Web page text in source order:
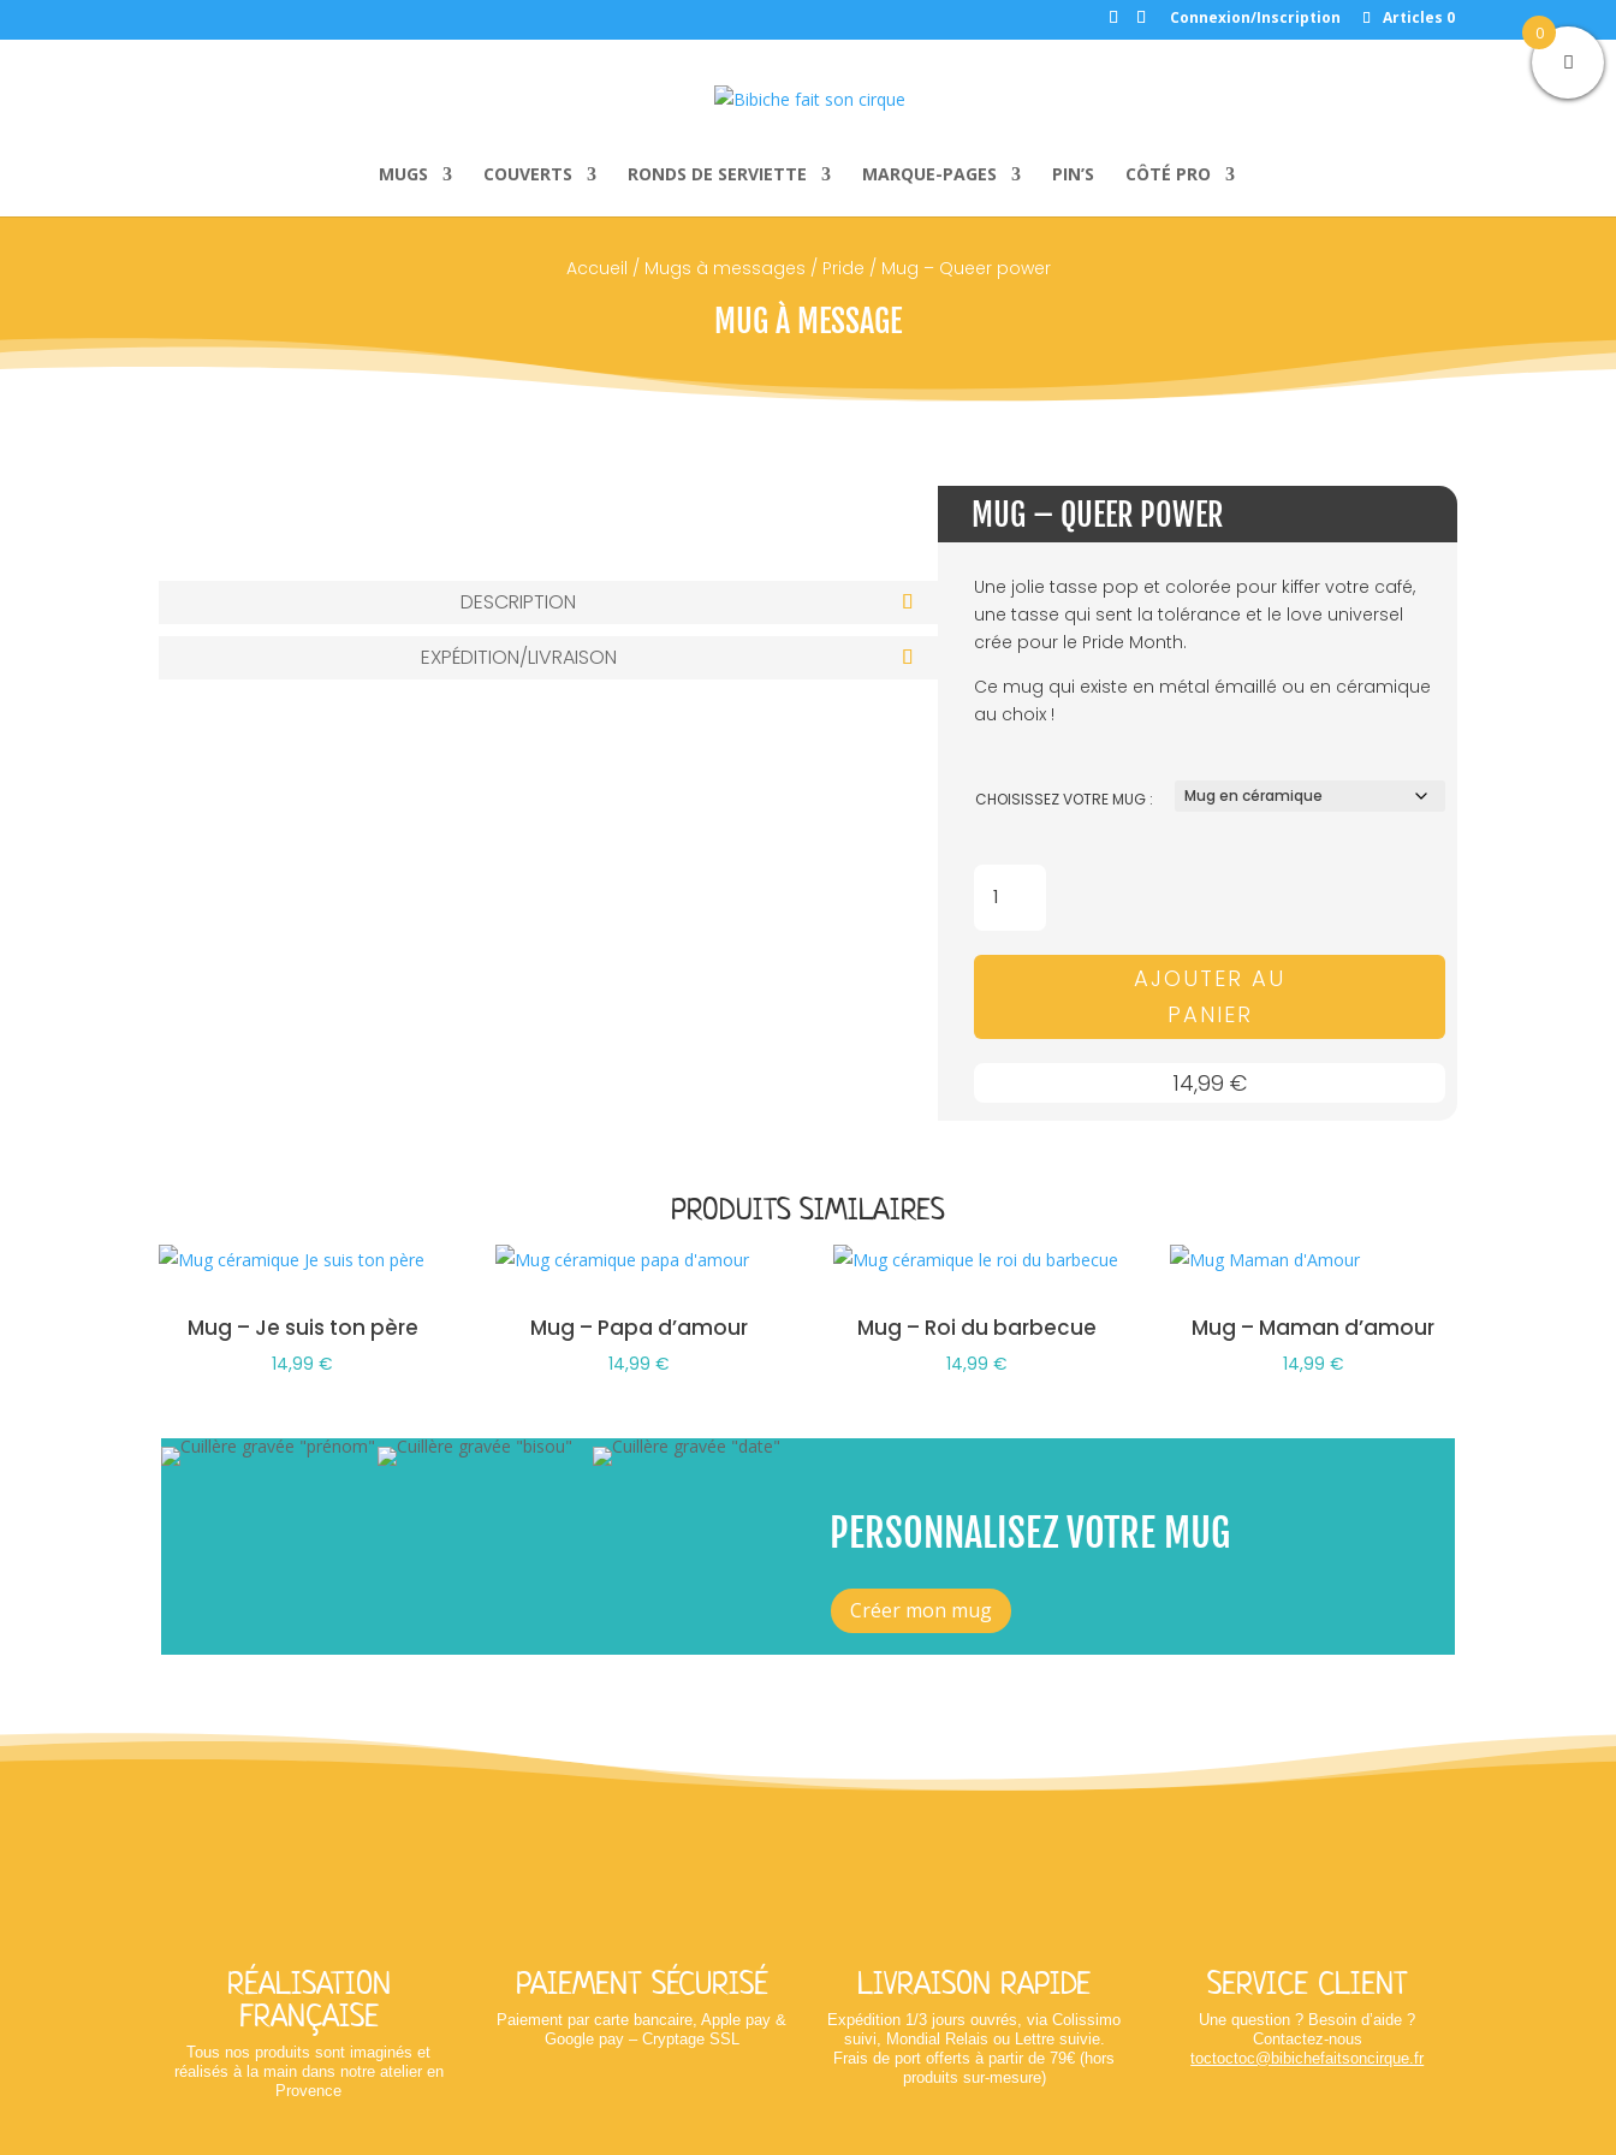
Connexion/Inscription Articles 0
MUGS COUVERTS RONDS DE SERVIETTE MARQUE-PAGES PIN’S CÔTÉ PRO
Accueil / Mugs à messages / Pride / Mug – Queer power
MUG À MESSAGE
DESCRIPTION
EXPÉDITION/LIVRAISON
MUG – QUEER POWER
Une jolie tasse pop et colorée pour kiffer votre café,
une tasse qui sent la tolérance et le love universel
crée pour le Pride Month.
Ce mug qui existe en métal émaillé ou en céramique
au choix !
CHOISISSEZ VOTRE MUG :
-
AJOUTER AU
PANIER
14,99 €
PRODUITS SIMILAIRES
Mug – Je suis ton père
14,99€
Mug – Papa d’amour
14,99€
Mug – Roi du barbecue
14,99 €
Mug – Maman d’amour
14,99 €
PERSONNALISEZ VOTRE MUG
Créer mon mug
RÉALISATION
FRANÇAISE
Tous nos produits sont imaginés et
réalisés à la main dans notre atelier en
Provence
PAIEMENT SÉCURISÉ
Paiement par carte bancaire, Apple pay &
Google pay – Cryptage SSL
LIVRAISON RAPIDE
Expédition 1/3 jours ouvrés, via Colissimo
suivi, Mondial Relais ou Lettre suivie.
Frais de port offerts à partir de 79€ (hors
produits sur-mesure)
SERVICE CLIENT
Une question ? Besoin d’aide ?
Contactez-nous
toctoctoc@bibichefaitsoncirque.fr
0